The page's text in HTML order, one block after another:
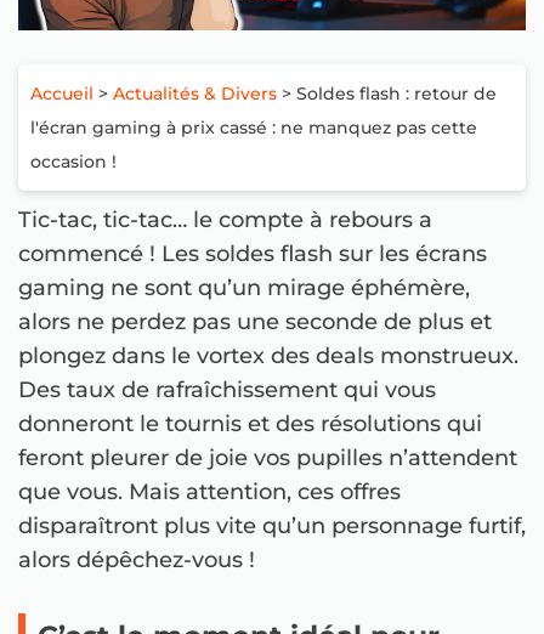
Accueil > Actualités & Divers > Soldes flash : retour de
l'écran gaming à prix cassé : ne manquez pas cette
occasion !
Tic-tac, tic-tac… le compte à rebours a
commencé ! Les soldes flash sur les écrans
gaming ne sont qu’un mirage éphémère,
alors ne perdez pas une seconde de plus et
plongez dans le vortex des deals monstrueux.
Des taux de rafraîchissement qui vous
donneront le tournis et des résolutions qui
feront pleurer de joie vos pupilles n’attendent
que vous. Mais attention, ces offres
disparaîtront plus vite qu’un personnage furtif,
alors dépêchez-vous !